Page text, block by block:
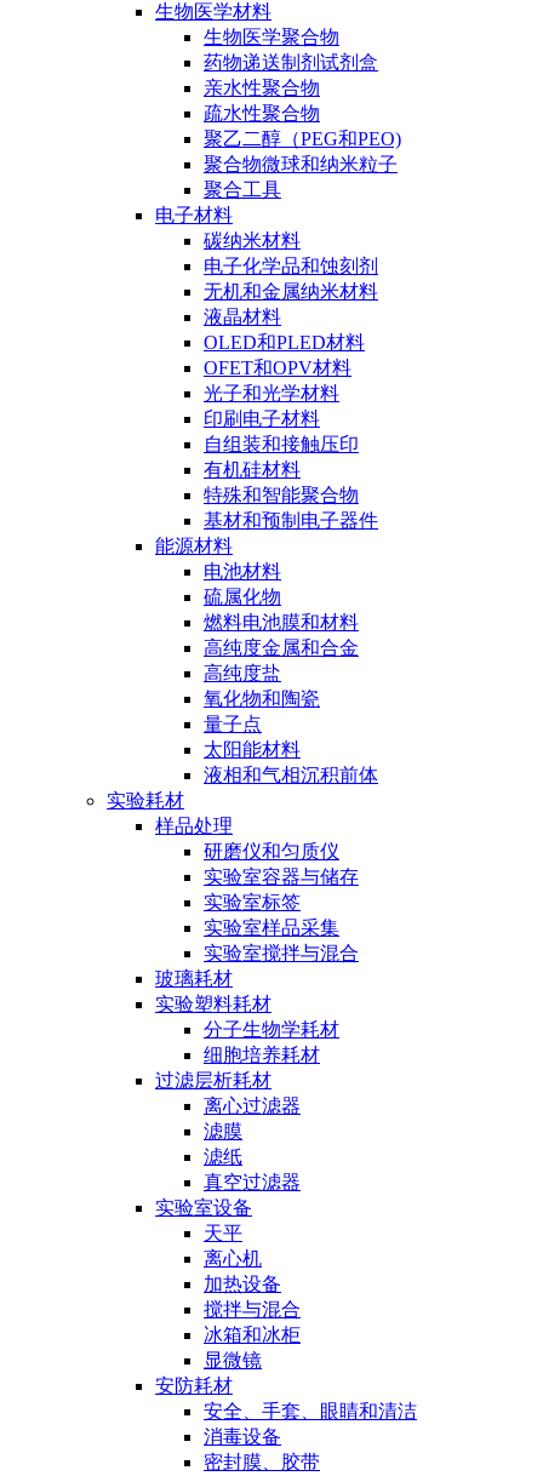
生物医学材料
生物医学聚合物
药物递送制剂试剂盒
亲水性聚合物
疏水性聚合物
聚乙二醇（PEG和PEO)
聚合物微球和纳米粒子
聚合工具
电子材料
碳纳米材料
电子化学品和蚀刻剂
无机和金属纳米材料
液晶材料
OLED和PLED材料
OFET和OPV材料
光子和光学材料
印刷电子材料
自组装和接触压印
有机硅材料
特殊和智能聚合物
基材和预制电子器件
能源材料
电池材料
硫属化物
燃料电池膜和材料
高纯度金属和合金
高纯度盐
氧化物和陶瓷
量子点
太阳能材料
液相和气相沉积前体
实验耗材
样品处理
研磨仪和匀质仪
实验室容器与储存
实验室标签
实验室样品采集
实验室搅拌与混合
玻璃耗材
实验塑料耗材
分子生物学耗材
细胞培养耗材
过滤层析耗材
离心过滤器
滤膜
滤纸
真空过滤器
实验室设备
天平
离心机
加热设备
搅拌与混合
冰箱和冰柜
显微镜
安防耗材
安全、手套、眼睛和清洁
消毒设备
密封膜、胶带